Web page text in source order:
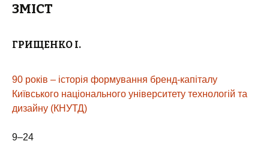
ЗМІСТ
ГРИЩЕНКО І.
90 років – історія формування бренд-капіталу
Київського національного університету технологій та
дизайну (КНУТД)
9–24